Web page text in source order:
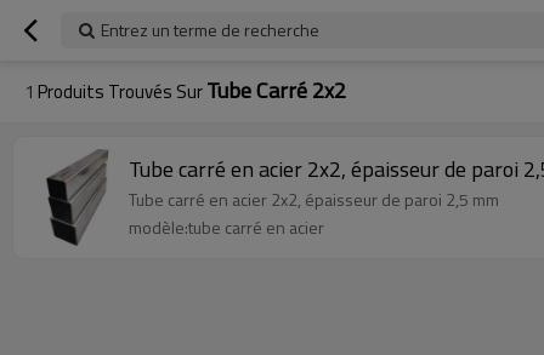
Entrez un terme de recherche
1 Produits Trouvés SurTube Carré 2x2
Tube carré en acier 2x2, épaisseur de paroi
Tube carré en acier 2x2, épaisseur de paroi 2,5 mm
modèle:tube carré en acier